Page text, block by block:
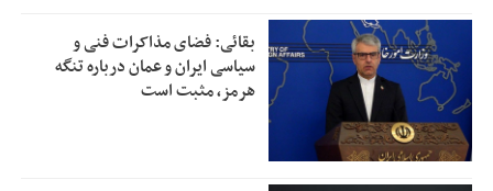
بقائی: فضای مذاکرات فنی و
سیاسی ایران و عمان درباره تنگه
هرمز، مثبت است